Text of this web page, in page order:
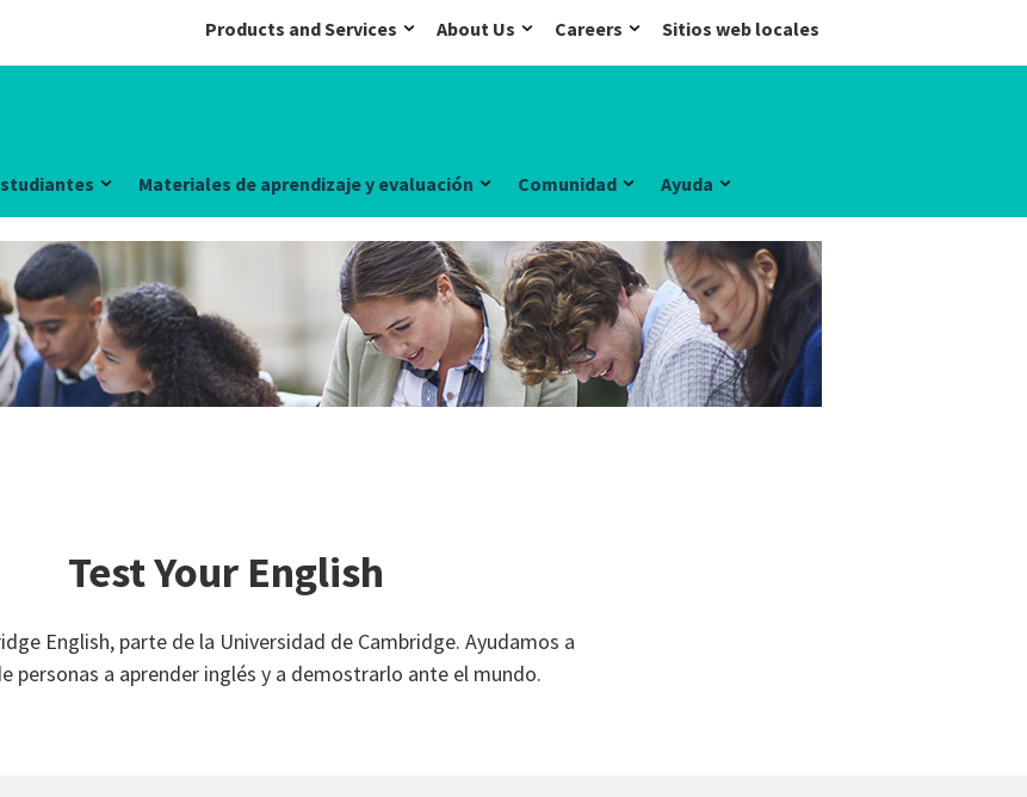
Products and Services About Us Careers Sitios web locales
Materiales de aprendizaje y evaluación Comunidad Ayuda
Test Your English
English, parte de la Universidad de Cambridge. Ayudamos a
personas a aprender inglés y a demostrarlo ante el mundo.